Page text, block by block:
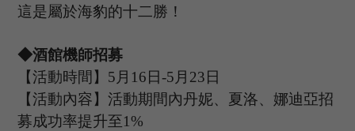
這是屬於海豹的十二勝！
◆酒館機師招募
【活動時間】 5 月 16日-5 月 23日
【活動內容】活動期間內丹妮、夏洛、娜迪亞招
募成功率提升至1%